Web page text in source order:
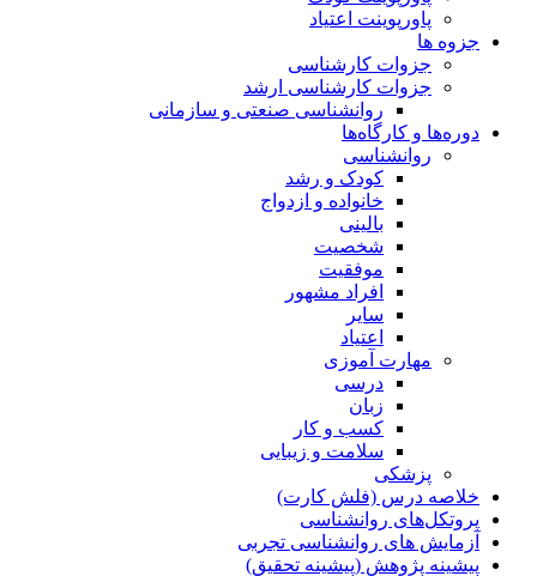
پاورپوینت اعتیاد
جزوه ها
جزوات کارشناسی
جزوات کارشناسی ارشد
روانشناسی صنعتی و سازمانی
دوره‌ها و کارگاه‌ها
روانشناسی
کودک و رشد
خانواده و ازدواج
بالینی
شخصیت
موفقیت
افراد مشهور
سایر
اعتیاد
مهارت آموزی
درسی
زبان
کسب و کار
سلامت و زیبایی
پزشکی
خلاصه درس (فلش کارت)
پروتکل‌های روانشناسی
آزمایش های روانشناسی تجربی
پیشینه پژوهش (پیشینه تحقیق)